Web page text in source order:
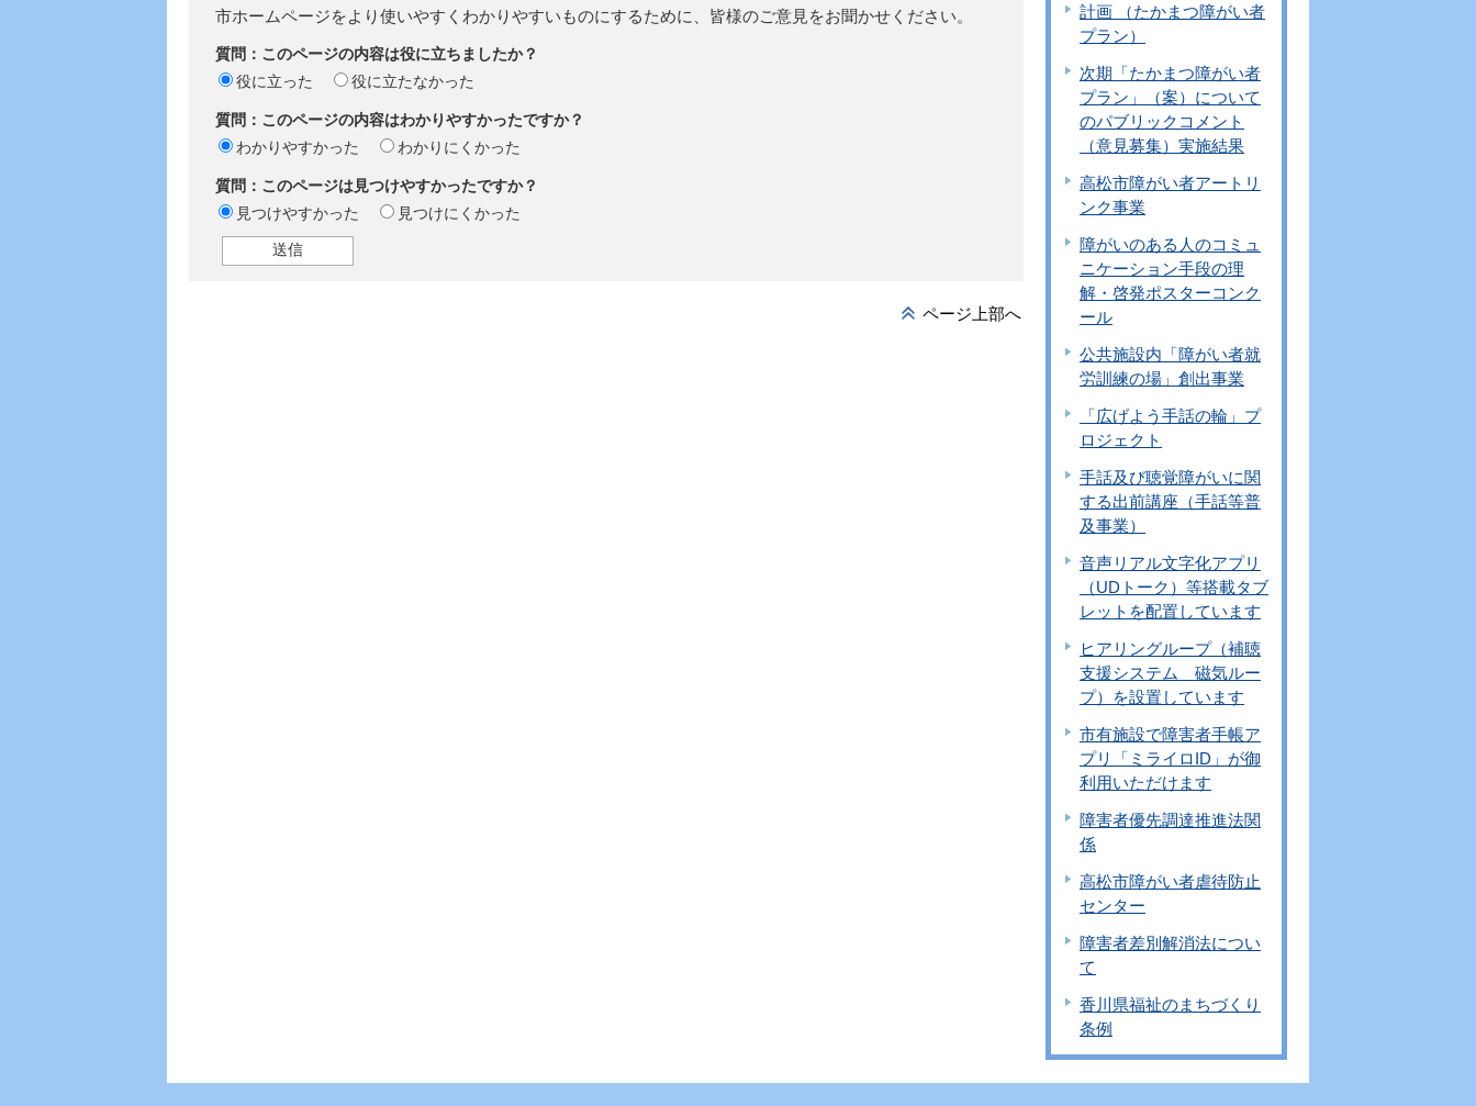
市ホームページをより使いやすくわかりやすいものにするために、皆様のご意見をお聞かせください。
質問：このページの内容は役に立ちましたか？
役に立った
役に立たなかった
質問：このページの内容はわかりやすかったですか？
わかりやすかった
わかりにくかった
質問：このページは見つけやすかったですか？
見つけやすかった
見つけにくかった
ページ上部へ
計画 （たかまつ障がい者
プラン）
次期「たかまつ障がい者
プラン」（案）について
のパブリックコメント
（意見募集）実施結果
高松市障がい者アートリ
ンク事業
障がいのある人のコミュ
ニケーション手段の理
解・啓発ポスターコンク
ール
公共施設内「障がい者就
労訓練の場」創出事業
「広げよう手話の輪」プ
ロジェクト
手話及び聴覚障がいに関
する出前講座（手話等普
及事業）
音声リアル文字化アプリ
（UDトーク）等搭載タブ
レットを配置しています
ヒアリングループ（補聴
支援システム 磁気ルー
プ）を設置しています
市有施設で障害者手帳ア
プリ「ミライロID」が御
利用いただけます
障害者優先調達推進法関
係
高松市障がい者虐待防止
センター
障害者差別解消法につい
て
香川県福祉のまちづくり
条例